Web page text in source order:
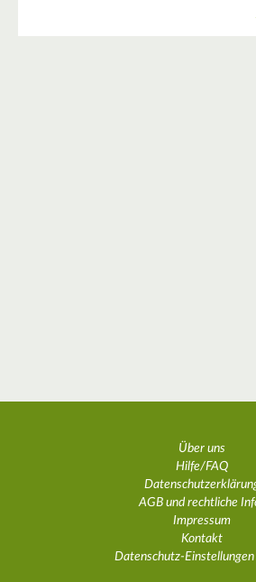
Über uns
Hilfe/FAQ
AGB und rechtliche
Impressum
Kontakt
Datenschutz-